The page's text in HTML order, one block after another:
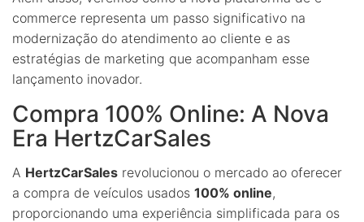
commerce representa um passo significativo na
modernização do atendimento ao cliente e as
estratégias de marketing que acompanham esse
lançamento inovador.
Compra 100% Online: A Nova
Era HertzCarSales
A HertzCarSales revolucionou o mercado ao oferecer
a compra de veículos usados 100% online,
proporcionando uma experiência simplificada para os